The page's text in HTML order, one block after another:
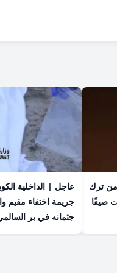
من ترك
صيفًا
عاجل | الداخلية
جريمة اختفاء مقيم
جثمانه في بر